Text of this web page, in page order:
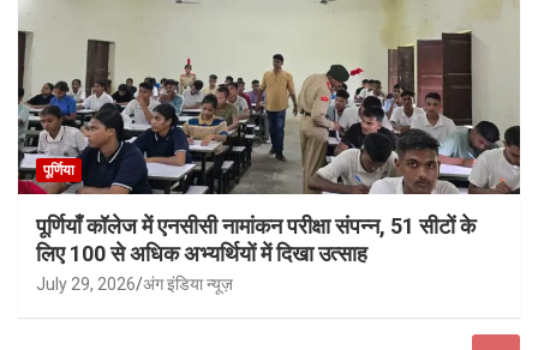
पूर्णिया
पूर्णियाँ कॉलेज में एनसीसी नामांकन परीक्षा संपन्न, 51 सीटों के
लिए 100 से अधिक अभ्यर्थियों में दिखा उत्साह
July 29, 2026 अंग इंडिया न्यूज़